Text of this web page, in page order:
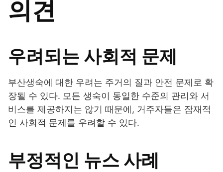
의견
우려되는 사회적 문제
부산생숙에 대한 우려는 주거의 질과 안전 문제로 확
장될 수 있다. 모든 생숙이 동일한 수준의 관리와 서
비스를 제공하지는 않기 때문에, 거주자들은 잠재적
인 사회적 문제를 우려할 수 있다.
부정적인 뉴스 사례